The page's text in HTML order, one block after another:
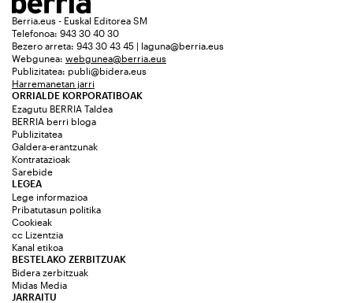
Berria.eus - Euskal Editorea SM
Telefonoa: 943 30 40 30
Bezero arreta: 943 30 43 45 | laguna@berria.eus
Webgunea: webgunea@berria.eus
Publizitatea: publi@bidera.eus
Harremanetan jarri
ORRIALDE KORPORATIBOAK
Ezagutu BERRIA Taldea
BERRIA berri bloga
Publizitatea
Galdera-erantzunak
Kontratazioak
Sarebide
JARRAITU
LEGEA
Lege informazioa
Pribatutasun politika
Cookieak
cc Lizentzia
Kanal etikoa
BESTELAKO ZERBITZUAK
Bidera zerbitzuak
Midas Media